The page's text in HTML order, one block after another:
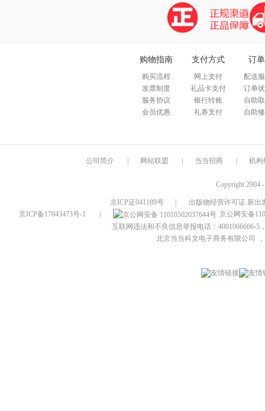
购物指南
购买流程
发票制度
服务协议
会员优惠
支付方式
网上支付
礼品卡支付
银行转账
礼券支付
订
配送
订单
自助
自助
公司简介 网站联盟 当当招商 机构
Copyright 2004
京ICP证041189号
出版物经营许可证 新出
京ICP备17043473号-1
京公网安备
互联网违法和不良信息举报电话：4001066666-5
北京当当科文电子商务有限公司